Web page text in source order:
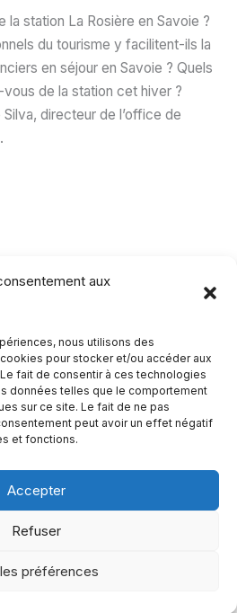
aux
nous utilisons des
pour stocker et/ou accéder aux
fait de consentir à ces technologies
données telles que le comportement
sur ce site. Le fait de ne pas
peut avoir un effet négatif
et fonctions.
Accepter
Refuser
préférences
la station La Rosière en Savoie ?
du tourisme y facilitent-ils la
en séjour en Savoie ? Quels
de la station cet hiver ?
directeur de l’office de
nous ?